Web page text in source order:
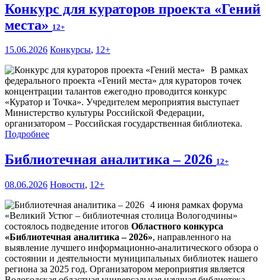
Конкурс для кураторов проекта «Гений
места» 12+
15.06.2026 Конкурсы, 12+
В рамках
федерального проекта «Гений места» для кураторов точек
концентрации талантов ежегодно проводится конкурс
«Куратор и Точка». Учредителем мероприятия выступает
Министерство культуры Российской Федерации,
организатором – Российская государственная библиотека.
Подробнее
Библиотечная аналитика – 2026 12+
08.06.2026 Новости, 12+
4 июня рамках форума
«Великий Устюг – библиотечная столица Вологодчины»
состоялось подведение итогов Областного конкурса
«Библиотечная аналитика – 2026», направленного на
выявление лучшего информационно-аналитического обзора о
состоянии и деятельности муниципальных библиотек нашего
региона за 2025 год. Организатором мероприятия является